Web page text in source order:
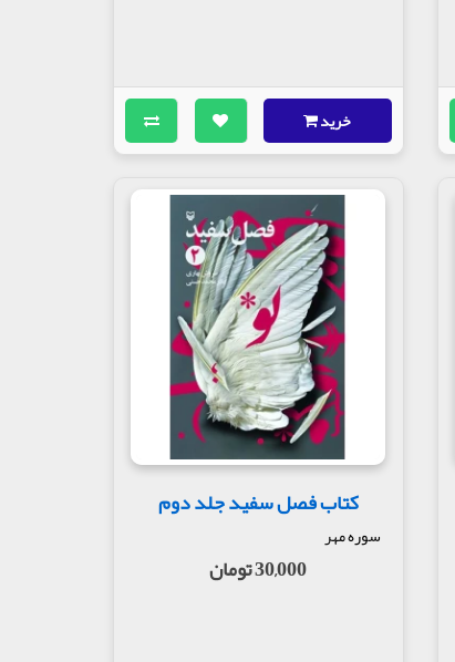
خرید
کتاب فصل سفید جلد دوم
سوره مهر
30,000 تومان